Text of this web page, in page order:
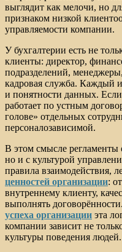
выглядит как мелочи, но
признаком низкой
управляемости компании.
У бухгалтерии есть не
клиенты: директор,
подразделений,
кадровая служба. Каждый
и понятности данных.
работает по устным
голове» отдельных
персоналозависимой.
В этом смысле регламенты
но и с культурой
правила взаимодействия,
ценностей организации:
внутреннему клиенту,
выполнять
успеха организации эта
компании зависит не
культуры поведения людей.